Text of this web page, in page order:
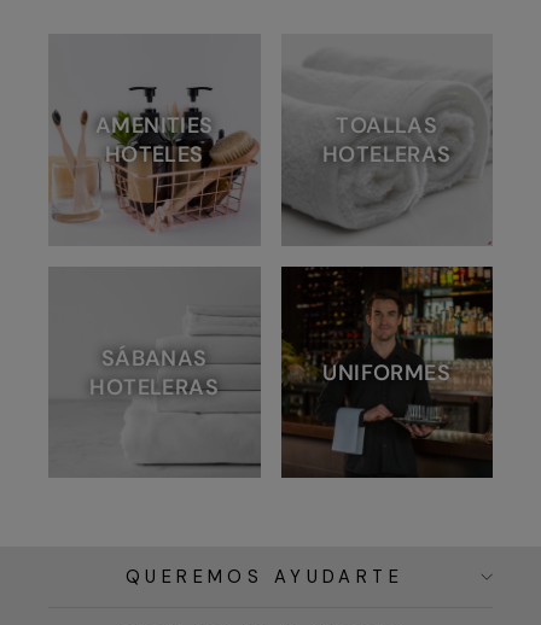
AMENITIES
HOTELES
TOALLAS
HOTELERAS
SÁBANAS
HOTELERAS
UNIFORMES
QUEREMOS AYUDARTE